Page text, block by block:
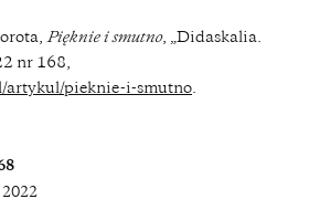
Pięknie i smutno, „Didaskalia.
nr 168,
artykul/pieknie-i-smutno
2022